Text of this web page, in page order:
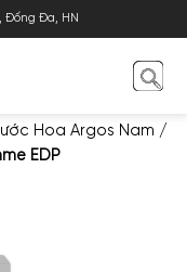
Đống Đa, HN
Hoa Argos Nam /
EDP